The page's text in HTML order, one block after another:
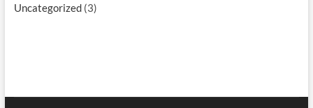
Uncategorized(3)